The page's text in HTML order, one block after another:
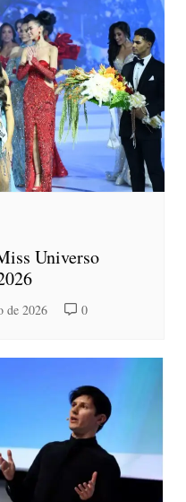
Universo
de 2026 0